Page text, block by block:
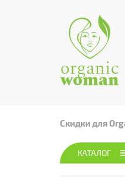
Скидки для
КАТАЛОГ